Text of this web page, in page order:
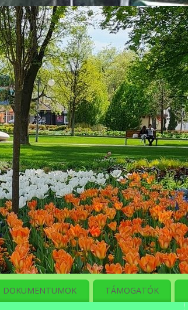
DOKUMENTUMOK TÁMOGATÓK